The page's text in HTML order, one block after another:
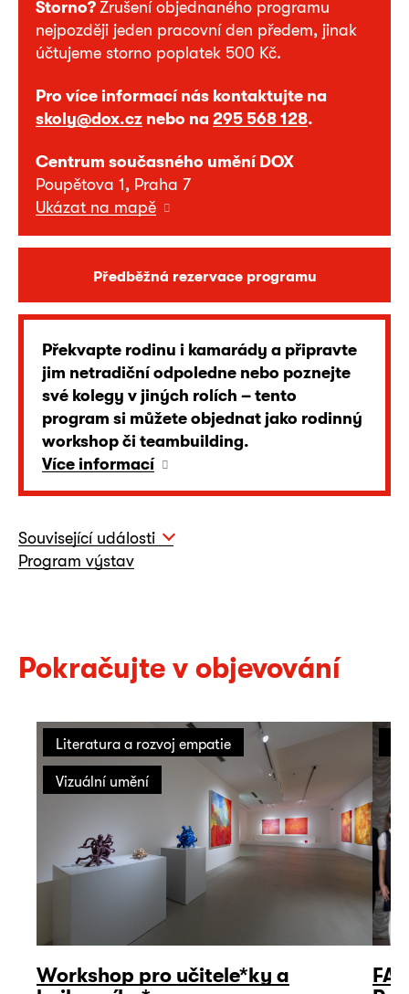
Storno? Zrušení objednaného programu
nejpozději jeden pracovní den předem, jinak
účtujeme storno poplatek 500 Kč.
Pro více informací nás kontaktujte na
skoly@dox.cz nebo na 295 568 128.
Centrum současného umění DOX
Poupětova 1, Praha 7
Ukázat na mapě
Předběžná rezervace programu
Překvapte rodinu i kamarády a připravte
jim netradiční odpoledne nebo poznejte
své kolegy v jiných rolích – tento
program si můžete objednat jako rodinný
workshop či teambuilding.
Více informací
Související události
Program výstav
Pokračujte v objevování
Literatura a rozvoj empatie
Vizuální umění
Workshop pro učitele*ky a